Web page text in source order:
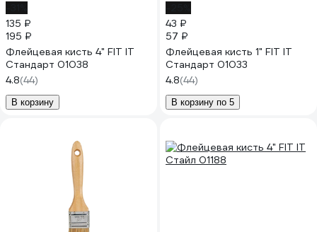
135 ₽
195 ₽
Флейцевая кисть 4" FIT IT
Стандарт 01038
4.8(44)
В корзину
43 ₽
57 ₽
Флейцевая кисть 1" FIT IT
Стандарт 01033
4.8(44)
В корзину по 5